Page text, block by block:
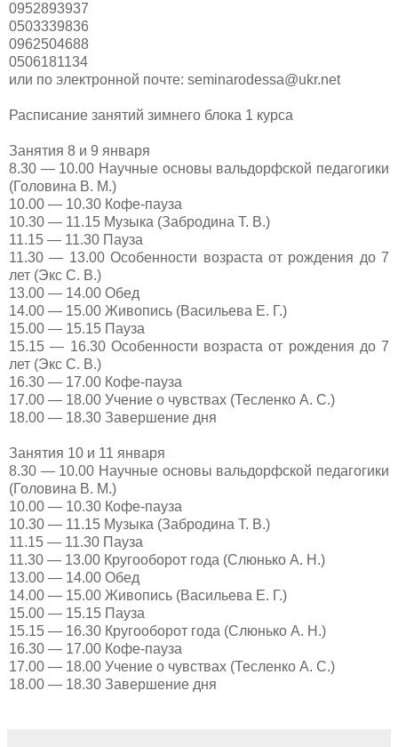
0952893937
0503339836
0962504688
0506181134
или по электронной почте: seminarodessa@ukr.net
Расписание занятий зимнего блока 1 курса
Занятия 8 и 9 января
8.30 — 10.00 Научные основы вальдорфской педагогики
(Головина В. М.)
10.00 — 10.30 Кофе-пауза
10.30 — 11.15 Музыка (Забродина Т. В.)
11.15 — 11.30 Пауза
11.30 — 13.00 Особенности возраста от рождения до 7
лет (Экс С. В.)
13.00 — 14.00 Обед
14.00 — 15.00 Живопись (Васильева Е. Г.)
15.00 — 15.15 Пауза
15.15 — 16.30 Особенности возраста от рождения до 7
лет (Экс С. В.)
16.30 — 17.00 Кофе-пауза
17.00 — 18.00 Учение о чувствах (Тесленко А. С.)
18.00 — 18.30 Завершение дня
Занятия 10 и 11 января
8.30 — 10.00 Научные основы вальдорфской педагогики
(Головина В. М.)
10.00 — 10.30 Кофе-пауза
10.30 — 11.15 Музыка (Забродина Т. В.)
11.15 — 11.30 Пауза
11.30 — 13.00 Кругооборот года (Слюнько А. Н.)
13.00 — 14.00 Обед
14.00 — 15.00 Живопись (Васильева Е. Г.)
15.00 — 15.15 Пауза
15.15 — 16.30 Кругооборот года (Слюнько А. Н.)
16.30 — 17.00 Кофе-пауза
17.00 — 18.00 Учение о чувствах (Тесленко А. С.)
18.00 — 18.30 Завершение дня